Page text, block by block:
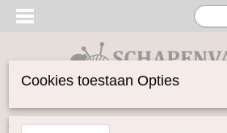
Inloggen Registreren
Cookies toestaan Opties